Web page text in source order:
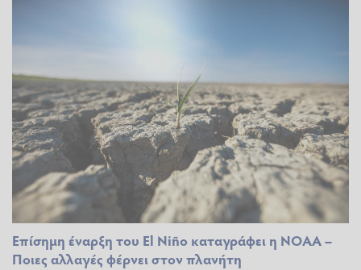
Επίσημη έναρξη του El Niño καταγράφει η NOAA –
Ποιες αλλαγές φέρνει στον πλανήτη